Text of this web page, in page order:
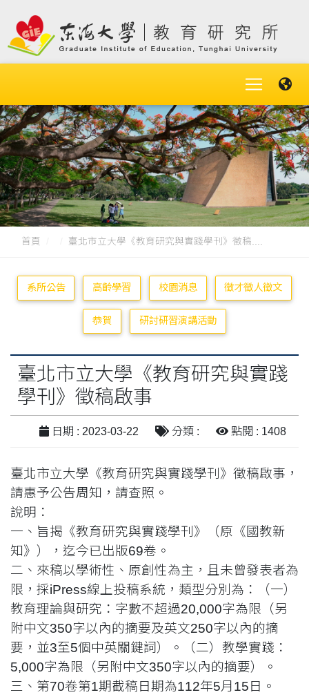
首頁 臺北市立大學《教育研究與實踐學刊》徵稿....
系所公告 高齡學習 校園消息 徵才徵人徵文
恭賀 研討研習演講活動
臺北市立大學《教育研究與實踐
學刊》徵稿啟事
日期 : 2023-03-22 分類 : 點閱 : 1408
臺北市立大學《教育研究與實踐學刊》徵稿啟事，
請惠予公告周知，請查照。
說明：
一、旨揭《教育研究與實踐學刊》（原《國教新
知》），迄今已出版69卷。
二、來稿以學術性、原創性為主，且未曾發表者為
限，採iPress線上投稿系統，類型分別為：（一）
教育理論與研究：字數不超過20,000字為限（另
附中文350字以內的摘要及英文250字以內的摘
要，並3至5個中英關鍵詞）。（二）教學實踐：
5,000字為限（另附中文350字以內的摘要）。
三、第70卷第1期截稿日期為112年5月15日。